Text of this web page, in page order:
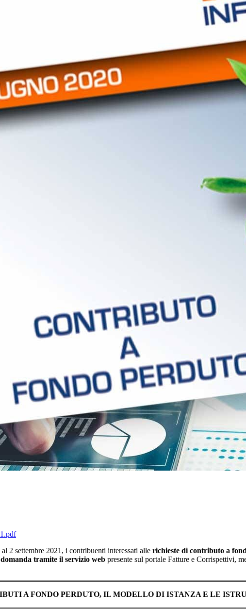
2 settembre 2021, i contribuenti interessati alle richieste di contributo a
domanda tramite il servizio web presente sul portale Fatture e Corrispettivi,
A FONDO PERDUTO, IL MODELLO DI ISTANZA E LE